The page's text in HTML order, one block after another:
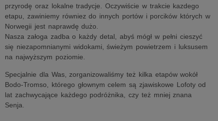
przyrodę oraz lokalne tradycje. Oczywiście w trakcie kazdego
etapu, zawiniemy równiez do innych portów i porcików których w
Norwegii jest naprawdę dużo.
Nasza załoga zadba o każdy detal, abyś mógł w pełni cieszyć
się niezapomnianymi widokami, świeżym powietrzem i luksusem
na najwyższym poziomie.
Specjalnie dla Was, zorganizowaliśmy też kilka etapów wokół
Bodo-Tromso, którego głownym celem są zjawiskowe Lofoty od
lat zachwycające każdego podróżnika, czy też mniej znana
Senja.